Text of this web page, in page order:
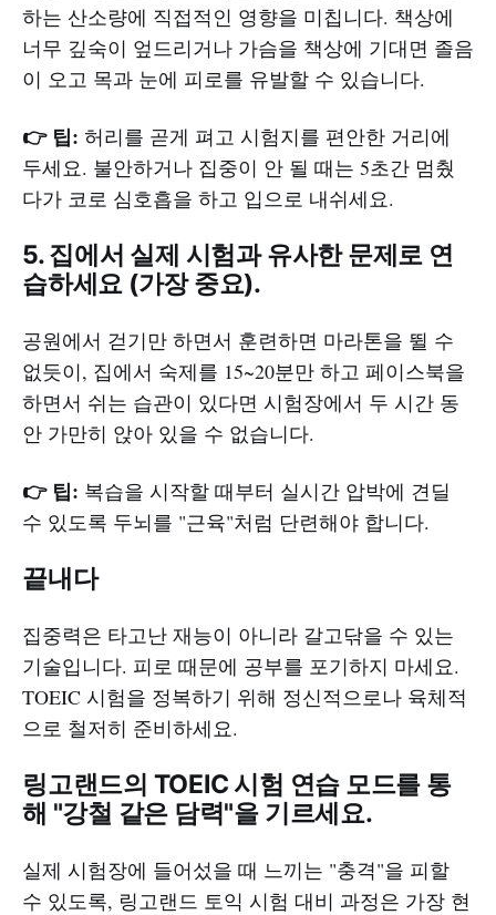
하는 산소량에 직접적인 영향을 미칩니다. 책상에
너무 깊숙이 엎드리거나 가슴을 책상에 기대면 졸음
이 오고 목과 눈에 피로를 유발할 수 있습니다.
👉 팁: 허리를 곧게 펴고 시험지를 편안한 거리에
두세요. 불안하거나 집중이 안 될 때는 5초간 멈췄
다가 코로 심호흡을 하고 입으로 내쉬세요.
5. 집에서 실제 시험과 유사한 문제로 연
습하세요 (가장 중요).
공원에서 걷기만 하면서 훈련하면 마라톤을 뛸 수
없듯이, 집에서 숙제를 15~20분만 하고 페이스북을
하면서 쉬는 습관이 있다면 시험장에서 두 시간 동
안 가만히 앉아 있을 수 없습니다.
👉 팁: 복습을 시작할 때부터 실시간 압박에 견딜
수 있도록 두뇌를 "근육"처럼 단련해야 합니다.
끝내다
집중력은 타고난 재능이 아니라 갈고닦을 수 있는
기술입니다. 피로 때문에 공부를 포기하지 마세요.
TOEIC 시험을 정복하기 위해 정신적으로나 육체적
으로 철저히 준비하세요.
링고랜드의 TOEIC 시험 연습 모드를 통
해 "강철 같은 담력"을 기르세요.
실제 시험장에 들어섰을 때 느끼는 "충격"을 피할
수 있도록, 링고랜드 토익 시험 대비 과정은 가장 현